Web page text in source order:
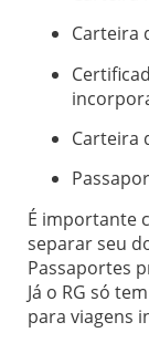
Carteira
Carteira
É importante
separar seu
Passaportes
Já o RG só
para viagens